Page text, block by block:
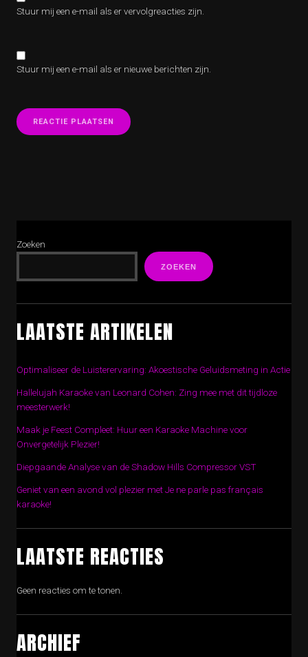
Stuur mij een e-mail als er vervolgreacties zijn.
Stuur mij een e-mail als er nieuwe berichten zijn.
Zoeken
ZOEKEN
LAATSTE ARTIKELEN
Optimaliseer de Luisterervaring: Akoestische Geluidsmeting in Actie
Hallelujah Karaoke van Leonard Cohen: Zing mee met dit tijdloze
meesterwerk!
Maak je Feest Compleet: Huur een Karaoke Machine voor
Onvergetelijk Plezier!
Diepgaande Analyse van de Shadow Hills Compressor VST
Geniet van een avond vol plezier met Je ne parle pas français
karaoke!
LAATSTE REACTIES
Geen reacties om te tonen.
ARCHIEF